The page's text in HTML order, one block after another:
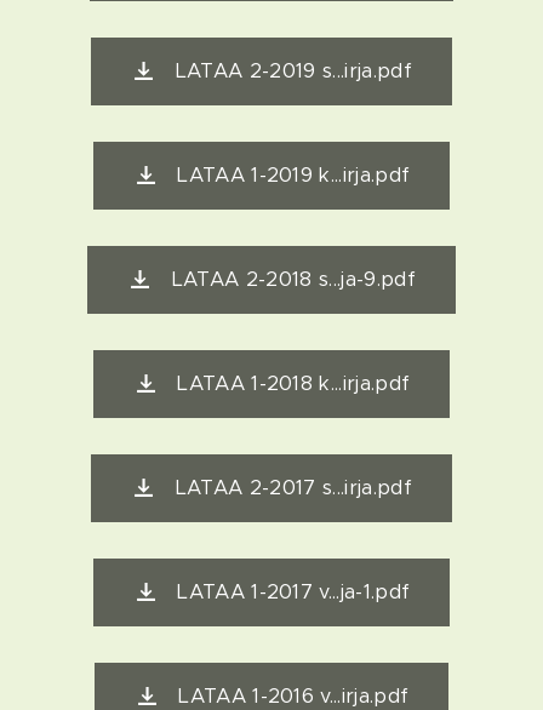
LATAA 2-2019 s...irja.pdf
LATAA 1-2019 k...irja.pdf
LATAA 2-2018 s...ja-9.pdf
LATAA 1-2018 k...irja.pdf
LATAA 2-2017 s...irja.pdf
LATAA 1-2017 v...ja-1.pdf
LATAA 1-2016 v...irja.pdf